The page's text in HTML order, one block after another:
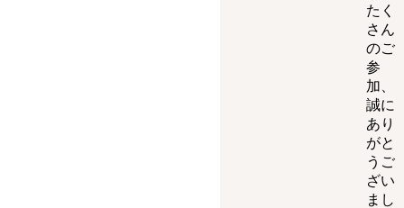
たく
さん
のご
参
加、
誠に
あり
がと
うご
ざい
まし